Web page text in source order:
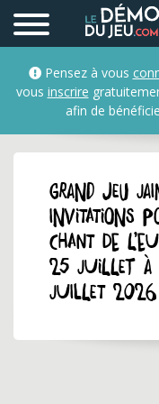
Pensez à vous
vous inscrire
afin de
GRAND JEU
invitations
chant de
25 juillet à
juillet 2026